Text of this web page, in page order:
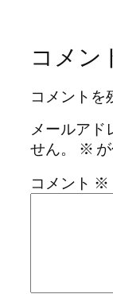
コメン
コメントを
メールアド
せん。
※
コメント ※